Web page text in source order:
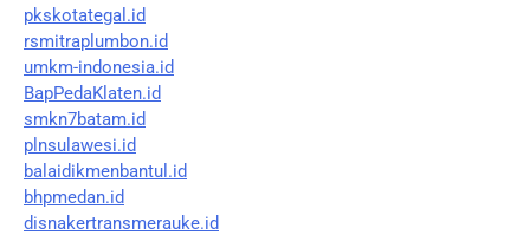
pkskotategal.id
rsmitraplumbon.id
umkm-indonesia.id
BapPedaKlaten.id
smkn7batam.id
plnsulawesi.id
balaidikmenbantul.id
bhpmedan.id
disnakertransmerauke.id